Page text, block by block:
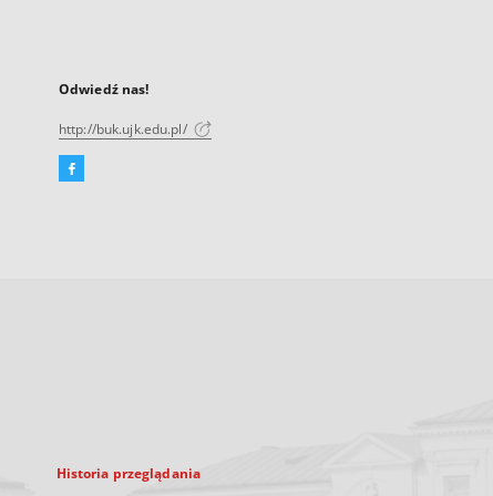
Odwiedź nas!
http://buk.ujk.edu.pl/
Facebook
Historia przeglądania